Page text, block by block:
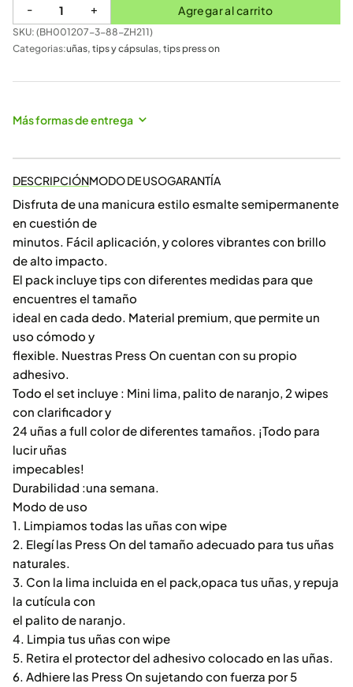
- + Agregar al carrito
SKU: (BH001207-3-88-ZH211)
Categorias:uñas, tips y cápsulas, tips press on
Más formas de entrega
DESCRIPCIÓNMODO DE USOGARANTÍA
Disfruta de una manicura estilo esmalte semipermanente
en cuestión de
minutos. Fácil aplicación, y colores vibrantes con brillo
de alto impacto.
El pack incluye tips con diferentes medidas para que
encuentres el tamaño
ideal en cada dedo. Material premium, que permite un
uso cómodo y
flexible. Nuestras Press On cuentan con su propio
adhesivo.
Todo el set incluye : Mini lima, palito de naranjo, 2 wipes
con clarificador y
24 uñas a full color de diferentes tamaños. ¡Todo para
lucir uñas
impecables!
Durabilidad :una semana.
Modo de uso
1. Limpiamos todas las uñas con wipe
2. Elegí las Press On del tamaño adecuado para tus uñas
naturales.
3. Con la lima incluida en el pack,opaca tus uñas, y repuja
la cutícula con
el palito de naranjo.
4. Limpia tus uñas con wipe
5. Retira el protector del adhesivo colocado en las uñas.
6. Adhiere las Press On sujetando con fuerza por 5